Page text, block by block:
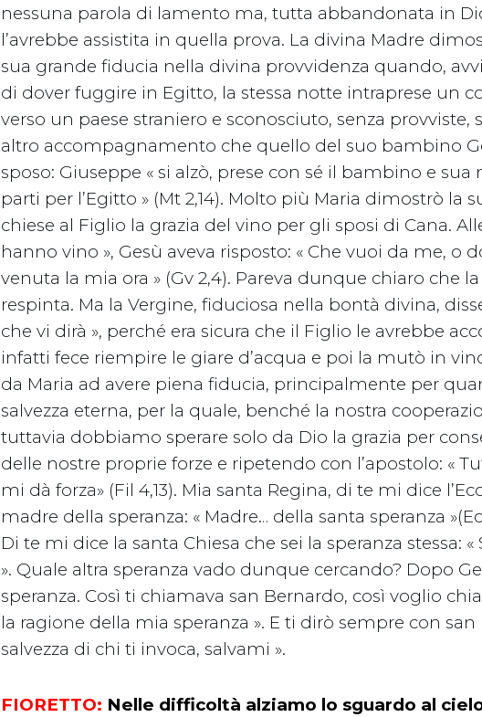
nessuna parola di lamento ma, tutta abbandonata in
l’avrebbe assistita in quella prova. La divina Madre
sua grande fiducia nella divina provvidenza quando,
di dover fuggire in Egitto, la stessa notte intraprese un
verso un paese straniero e sconosciuto, senza provviste,
altro accompagnamento che quello del suo bambino
sposo: Giuseppe « si alzò, prese con sé il bambino e sua
parti per l’Egitto » (Mt 2,14). Molto più Maria dimostrò la
chiese al Figlio la grazia del vino per gli sposi di Cana.
hanno vino », Gesù aveva risposto: « Che vuoi da me, o
venuta la mia ora » (Gv 2,4). Pareva dunque chiaro che
respinta. Ma la Vergine, fiduciosa nella bontà divina,
che vi dirà », perché era sicura che il Figlio le avrebbe
infatti fece riempire le giare d’acqua e poi la mutò in
da Maria ad avere piena fiducia, principalmente per
salvezza eterna, per la quale, benché la nostra
tuttavia dobbiamo sperare solo da Dio la grazia per
delle nostre proprie forze e ripetendo con l’apostolo: «
mi dà forza» (Fil 4,13). Mia santa Regina, di te mi dice
madre della speranza: « Madre… della santa speranza
Di te mi dice la santa Chiesa che sei la speranza stessa: «
». Quale altra speranza vado dunque cercando? Dopo
speranza. Così ti chiamava san Bernardo, così voglio
la ragione della mia speranza ». E ti dirò sempre con san
salvezza di chi ti invoca, salvami ».
FIORETTO: Nelle difficoltà alziamo lo sguardo al